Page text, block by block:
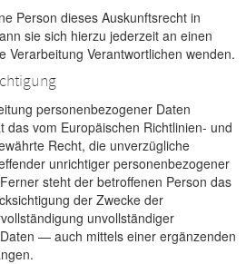
Person dieses Auskunftsrecht in
sie sich hierzu jederzeit an einen
Verarbeitung Verantwortlichen wenden.
personenbezogener Daten
das vom Europäischen Richtlinien- und
Recht, die unverzügliche
unrichtiger personenbezogener
steht der betroffenen Person das
der Zwecke der
unvollständiger
— auch mittels einer ergänzenden